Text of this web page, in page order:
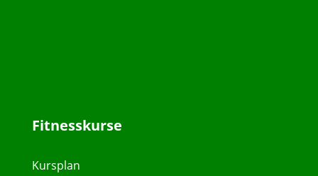
Fitnesskurse
Kursplan